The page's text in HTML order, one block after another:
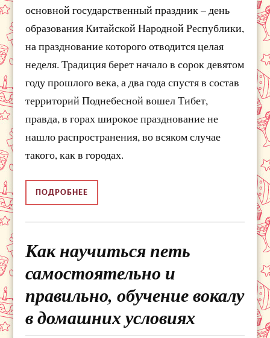
основной государственный праздник – день
образования Китайской Народной Республики,
на празднование которого отводится целая
неделя. Традиция берет начало в сорок девятом
году прошлого века, а два года спустя в состав
территорий Поднебесной вошел Тибет,
правда, в горах широкое празднование не
нашло распространения, во всяком случае
такого, как в городах.
ПОДРОБНЕЕ
Как научиться петь
самостоятельно и
правильно, обучение вокалу
в домашних условиях